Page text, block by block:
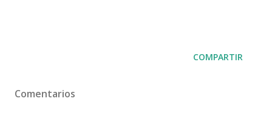
COMPARTIR
Comentarios